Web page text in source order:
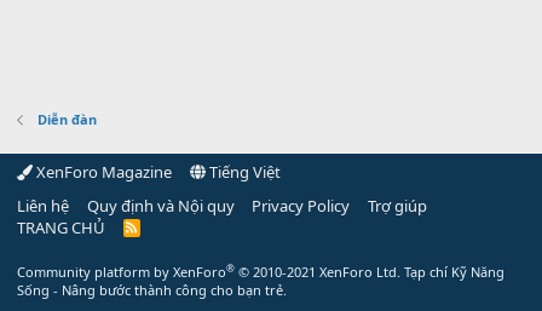
Diễn đàn
XenForo Magazine
Tiếng Việt
Liên hệ
Quy định và Nội quy Privacy Policy
Trợ giúp
TRANG CHỦ
R
Community platform by XenForo® © 2010-2021 XenForo Ltd. Tạp chí Kỹ Năng
Sống - Nâng bước thành công cho bạn trẻ.